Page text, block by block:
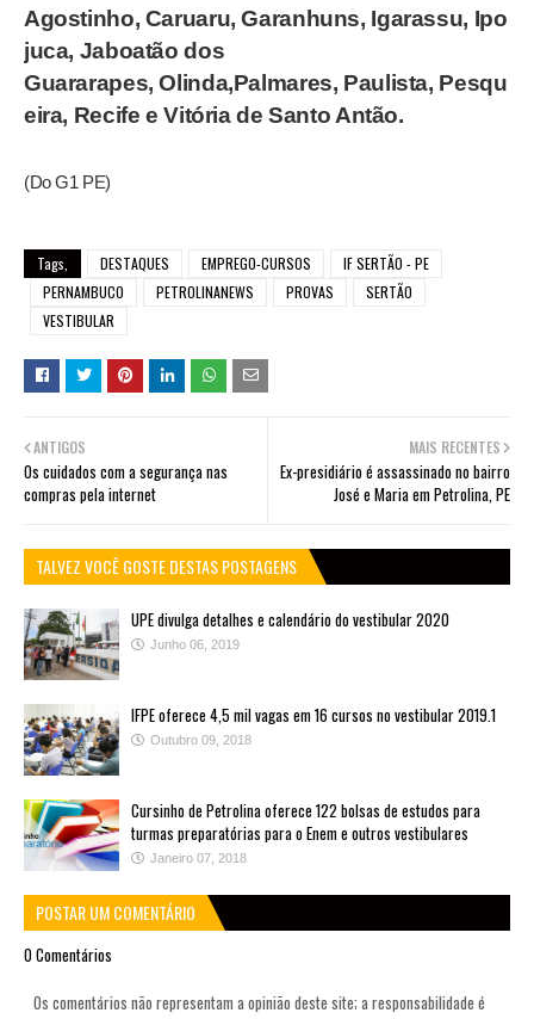
Agostinho, Caruaru, Garanhuns, Igarassu, Ipo
juca, Jaboatão dos
Guararapes, Olinda,Palmares, Paulista, Pesqu
eira, Recife e Vitória de Santo Antão.
(Do G1 PE)
Tags, DESTAQUES EMPREGO-CURSOS
IF SERTÃO - PE
PERNAMBUCO
PETROLINANEWS PROVAS
SERTÃO
VESTIBULAR
MAIS RECENTES
Ex-presidiário é assassinado no bairro
José e Maria em Petrolina, PE
ANTIGOS
Os cuidados com a segurança nas
compras pela internet
TALVEZ VOCÊ GOSTE DESTAS POSTAGENS
UPE divulga detalhes e calendário do vestibular 2020
Junho 06, 2019
IFPE oferece 4,5 mil vagas em 16 cursos no vestibular 2019.1
Outubro 09, 2018
Cursinho de Petrolina oferece 122 bolsas de estudos para
turmas preparatórias para o Enem e outros vestibulares
Janeiro 07, 2018
POSTAR UM COMENTÁRIO
0 Comentários
Os comentários não representam a opinião deste site; a responsabilidade é